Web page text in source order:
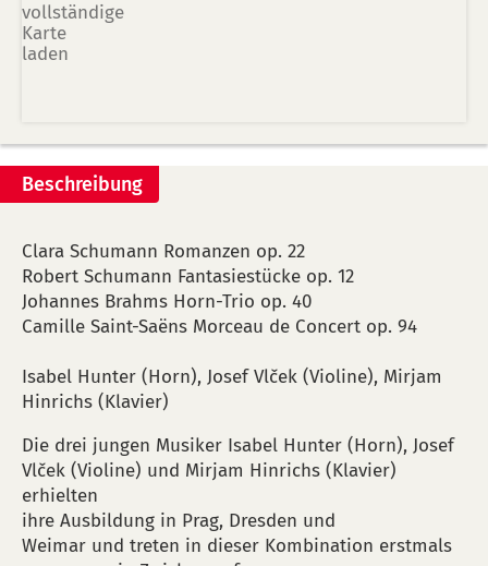
vollständige
Karte
laden
Beschreibung
Clara Schumann Romanzen op. 22
Robert Schumann Fantasiestücke op. 12
Johannes Brahms Horn-Trio op. 40
Camille Saint-Saëns Morceau de Concert op. 94
Isabel Hunter (Horn), Josef Vlček (Violine), Mirjam
Hinrichs (Klavier)
Die drei jungen Musiker Isabel Hunter (Horn), Josef
Vlček (Violine) und Mirjam Hinrichs (Klavier)
erhielten
ihre Ausbildung in Prag, Dresden und
Weimar und treten in dieser Kombination erstmals